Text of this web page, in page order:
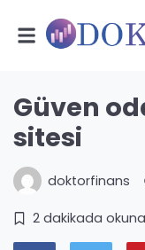
Güven
sitesi
doktorfinans
2 dakikada